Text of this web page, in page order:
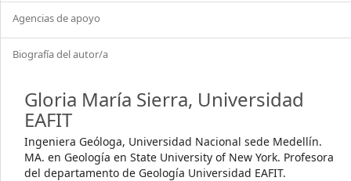
Agencias de apoyo
Biografía del autor/a
Gloria María Sierra, Universidad
EAFIT
Ingeniera Geóloga, Universidad Nacional sede Medellín.
MA. en Geología en State University of New York. Profesora
del departamento de Geología Universidad EAFIT.